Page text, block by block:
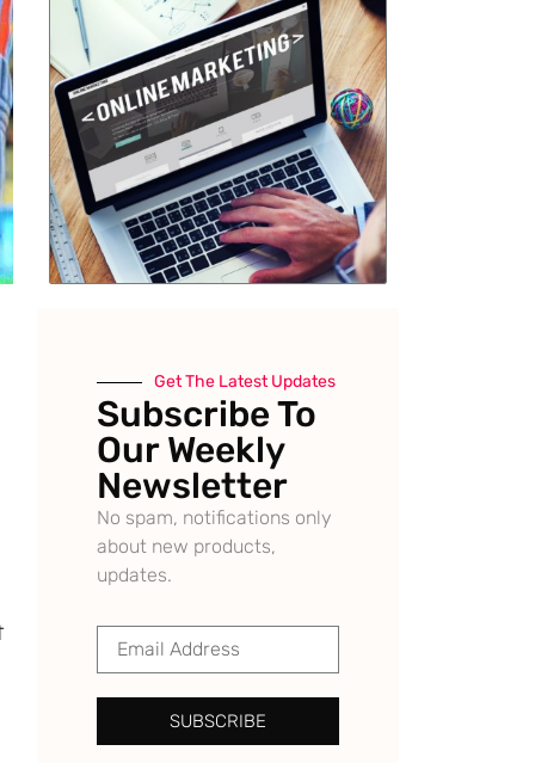
Get The Latest Updates
Subscribe To
Our Weekly
Newsletter
No spam, notifications only
about new products,
updates.
SUBSCRIBE